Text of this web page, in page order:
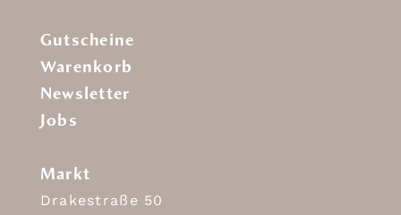
Gutscheine
Warenkorb
Newsletter
Jobs
Markt
Drakestraße 50